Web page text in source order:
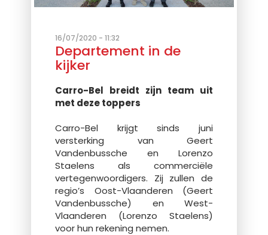
16/07/2020 - 11:32
Departement in de
kijker
Carro-Bel breidt zijn team uit
met deze toppers
Carro-Bel krijgt sinds juni
versterking van Geert
Vandenbussche en Lorenzo
Staelens als commerciële
vertegenwoordigers. Zij zullen de
regio’s Oost-Vlaanderen (Geert
Vandenbussche) en West-
Vlaanderen (Lorenzo Staelens)
voor hun rekening nemen.